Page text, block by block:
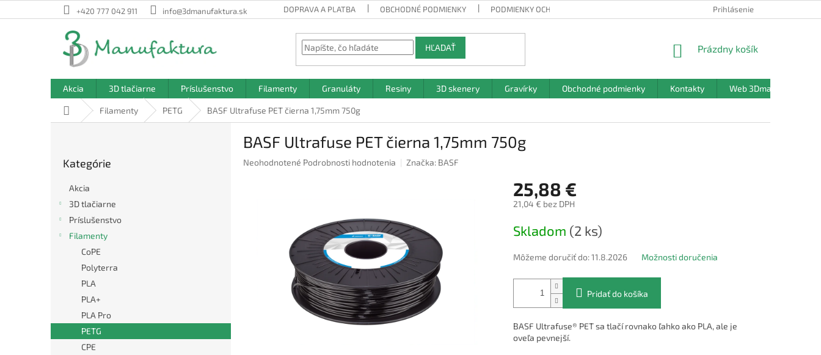
na
+420 777 042 911 info@3dmanufaktura.sk DOPRAVA A PLATBA OBCHODNÉ PODMIENKY PODMIENKY OCHRANY OSOBNÝCH ÚDAJOV Prihlásenie
HĽADAŤ
NÁKUPNÝ
Prázdny košík
Akcia 3D tlačiarne Príslušenstvo Filamenty Granuláty Resiny 3D skenery Gravírky Obchodné podmienky Kontakty Web 3Dmanufaktura.sk
DomovFilamenty PETG BASF Ultrafuse PET čierna 1,75mm 750g
kategórie
Kategórie
Akcia
3D tlačiarne
Príslušenstvo
Filamenty
CoPE
Polyterra
PLA
PLA+
PLA Pro
PETG
CPE
BASF Ultrafuse PET čierna 1,75mm 750g
Priemerné
Neohodnotené Podrobnosti hodnotenia Značka: BASF
25,88 €
21,04 € bez DPH
cena:
Skladom (2 ks)
Môžeme doručiť do: 11.8.2026 Možnosti doručenia
Pridať do košíka
BASF Ultrafuse® PET sa tlačí rovnako ľahko ako PLA, ale je
oveľa pevnejší.